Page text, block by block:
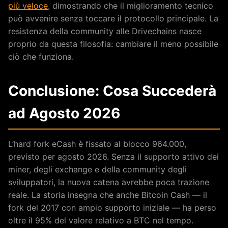
più veloce, dimostrando che il miglioramento tecnico
può avvenire senza toccare il protocollo principale. La
resistenza della community alle Drivechains nasce
proprio da questa filosofia: cambiare il meno possibile
ciò che funziona.
Conclusione: Cosa Succederà
ad Agosto 2026
L’hard fork eCash è fissato al blocco 964.000,
previsto per agosto 2026. Senza il supporto attivo dei
miner, degli exchange e della community degli
sviluppatori, la nuova catena avrebbe poca trazione
reale. La storia insegna che anche Bitcoin Cash — il
fork del 2017 con ampio supporto iniziale — ha perso
oltre il 95% del valore relativo a BTC nel tempo.